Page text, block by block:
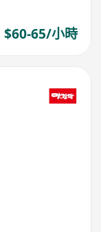
$60-65/小時